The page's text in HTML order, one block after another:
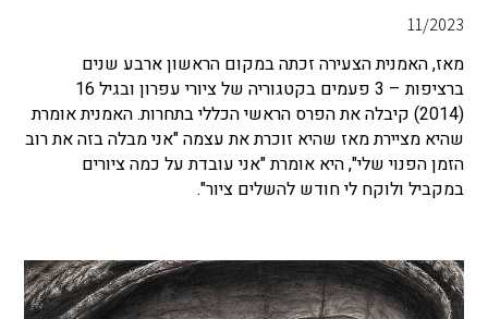
11/2023
מאז, האמנית הצעירה זכתה במקום הראשון ארבע שנים
ברציפות – 3 פעמים בקטגוריה של ציורי עפרון ובגיל 16
(2014) קיבלה את הפרס הראשי הכללי בתחרות. האמנית אומרת
שהיא מציירת מאז שהיא זוכרת את עצמה "אני מבלה בזה את רוב
הזמן הפנוי שלי", היא אומרת "אני עובדת על כמה ציורים
במקביל ולוקח לי חודש להשלים ציור".